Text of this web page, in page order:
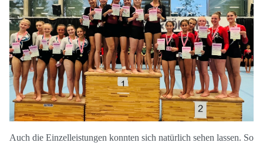
Auch die Einzelleistungen konnten sich natürlich sehen lassen. So